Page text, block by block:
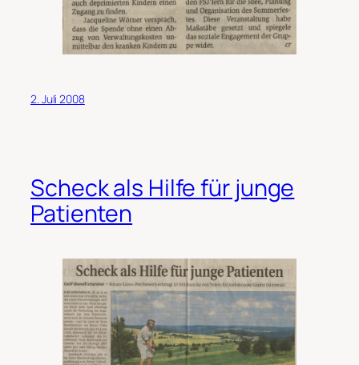
2. Juli 2008
Scheck als Hilfe für junge
Patienten